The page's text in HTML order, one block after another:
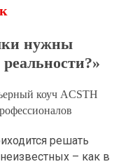
нужны
коуч ACSTH
решать
– как в